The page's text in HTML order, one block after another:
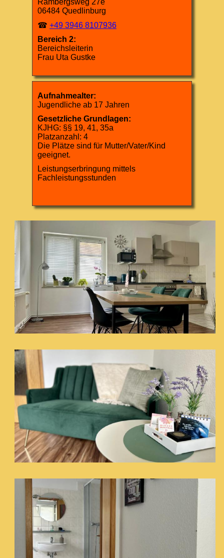
Rambergsweg 27e
06484 Quedlinburg
☎ +49 3946 8107936
Bereich 2:
Bereichsleiterin
Frau Uta Gustke
Aufnahmealter:
Jugendliche ab 17 Jahren
Gesetzliche Grundlagen:
KJHG: §§ 19, 41, 35a
Platzanzahl: 4
Die Plätze sind für Mutter/Vater/Kind
geeignet.
Leistungserbringung mittels
Fachleistungsstunden